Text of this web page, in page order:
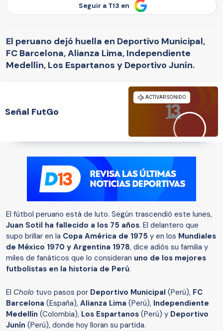
Seguir a T13 en
El peruano dejó huella en Deportivo Municipal,
FC Barcelona, Alianza Lima, Independiente
Medellín, Los Espartanos y Deportivo Junín.
Señal FutGo
El fútbol peruano está de luto. Según trascendió este lunes,
Juan Sotil ha fallecido a los 75 años. El delantero que
supo brillar en la Copa América de 1975 y en los Mundiales
de México 1970 y Argentina 1978, dice adiós su familia y
miles de fanáticos que lo consideran uno de los mejores
futbolistas en la historia de Perú.
El Cholo tuvo pasos por Deportivo Municipal (Perú), FC
Barcelona (España), Alianza Lima (Perú), Independiente
Medellín (Colombia), Los Espartanos (Perú) y Deportivo
Junín (Perú), donde hoy lloran su partida.